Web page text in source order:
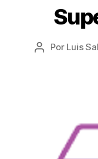
Por Luis